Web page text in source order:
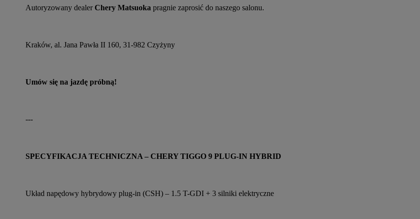
Autoryzowany dealer Chery Matsuoka pragnie zaprosić do naszego salonu.
Kraków, al. Jana Pawła II 160, 31-982 Czyżyny
Umów się na jazdę próbną!
---
SPECYFIKACJA TECHNICZNA – CHERY TIGGO 9 PLUG-IN HYBRID
Układ napędowy hybrydowy plug-in (CSH) – 1.5 T-GDI + 3 silniki elektryczne